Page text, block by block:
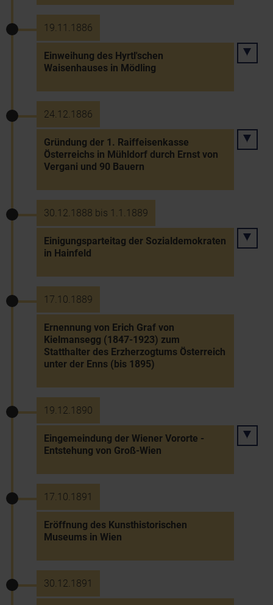
19.11.1886
Einweihung des Hyrtl'schen
Waisenhauses in Mödling
24.12.1886
Gründung der 1. Raiffeisenkasse
Österreichs in Mühldorf durch Ernst von
Vergani und 90 Bauern
30.12.1888 bis 1.1.1889
Einigungsparteitag der Sozialdemokraten
in Hainfeld
17.10.1889
Ernennung von Erich Graf von
Kielmansegg (1847-1923) zum
Statthalter des Erzherzogtums Österreich
unter der Enns (bis 1895)
19.12.1890
Eingemeindung der Wiener Vororte -
Entstehung von Groß-Wien
17.10.1891
Eröffnung des Kunsthistorischen
Museums in Wien
30.12.1891